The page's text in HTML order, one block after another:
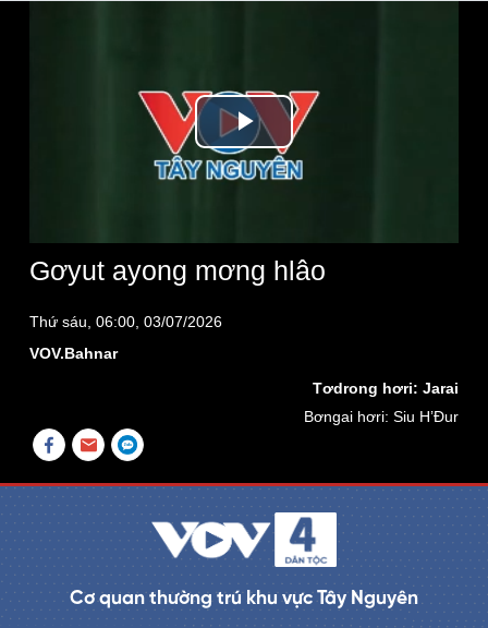
Play
Gơyut ayong mơng hlâo
Thứ sáu, 06:00, 03/07/2026
VOV.Bahnar
Tơdrong hơri: Jarai
Bơngai hơri: Siu H’Đur
Cơ quan thường trú khu vực Tây Nguyên